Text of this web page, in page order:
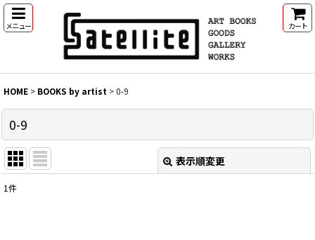
メニュー カート
HOME > BOOKS by artist >0-9
0-9
表示順変更
1件